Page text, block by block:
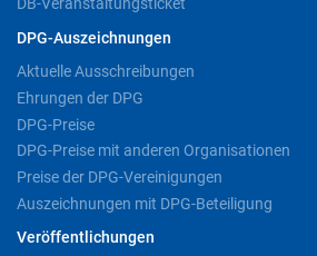
DPG-Auszeichnungen
Aktuelle Ausschreibungen
Ehrungen der DPG
DPG-Preise
DPG-Preise mit anderen Organisationen
Preise der DPG-Vereinigungen
Auszeichnungen mit DPG-Beteiligung
Veröffentlichungen